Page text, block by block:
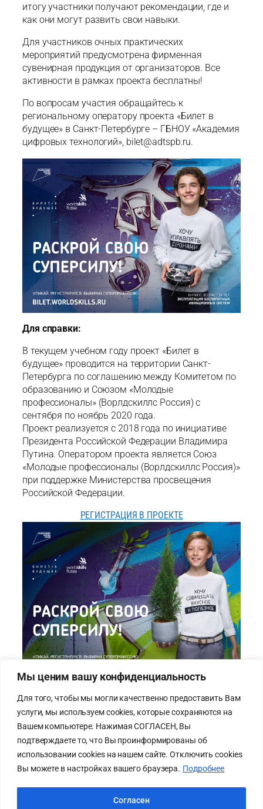
Мы ценим вашу конфиденциальность
Для того, чтобы мы могли качественно предоставить Вам
услуги, мы используем cookies, которые сохраняются на
Вашем компьютере. Нажимая СОГЛАСЕН, Вы
подтверждаете то, что Вы проинформированы об
использовании cookies на нашем сайте. Отключить cookies
Вы можете в настройках вашего браузера. Подробнее
Согласен
итогу участники получают рекомендации, где и
как они могут развить свои навыки.
Для участников очных практических
мероприятий предусмотрена фирменная
сувенирная продукция от организаторов. Все
активности в рамках проекта бесплатны!
По вопросам участия обращайтесь к
региональному оператору проекта «Билет в
будущее» в Санкт-Петербурге – ГБНОУ «Академия
цифровых технологий», bilet@adtspb.ru.
Для справки:
В текущем учебном году проект «Билет в
будущее» проводится на территории Санкт-
Петербурга по соглашению между Комитетом по
образованию и Союзом «Молодые
профессионалы» (Ворлдскиллс Россия) с
сентября по ноябрь 2020 года.
Проект реализуется с 2018 года по инициативе
Президента Российской Федерации Владимира
Путина. Оператором проекта является Союз
«Молодые профессионалы (Ворлдскиллс Россия)»
при поддержке Министерства просвещения
Российской Федерации.
РЕГИСТРАЦИЯ В ПРОЕКТЕ
Карта сайта
конфиденциальности
Лицей на bus.gov.ru
Cхема
проезда
безопасного